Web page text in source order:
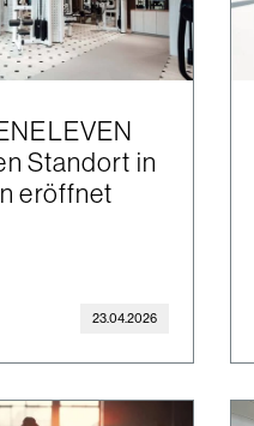
Standort in
eröffnet
23.04.2026